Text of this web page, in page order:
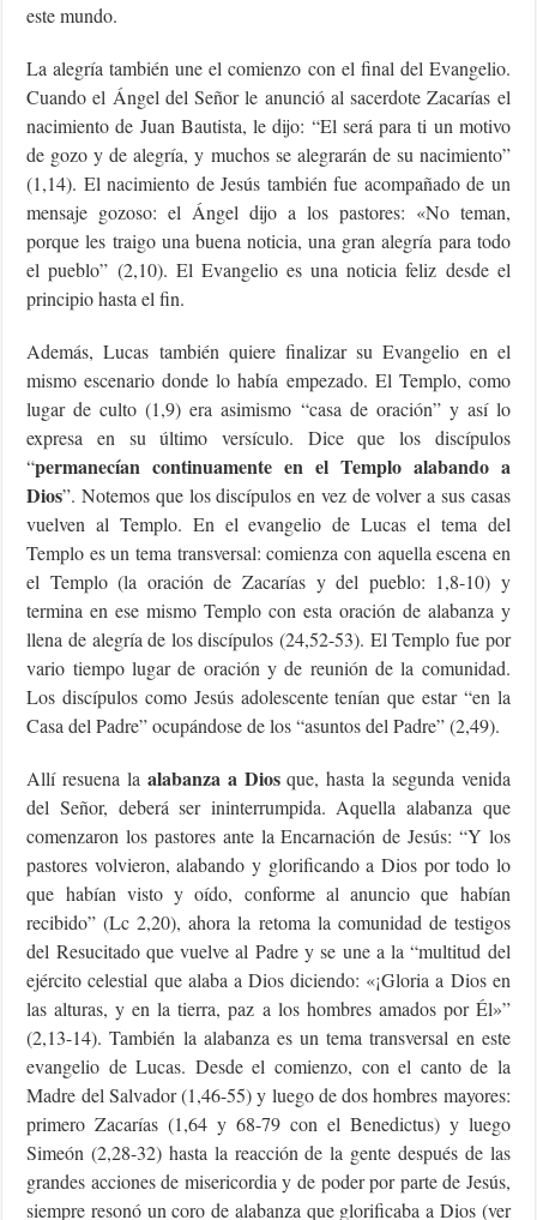
este mundo.
La alegría también une el comienzo con el final del Evangelio.
Cuando el Ángel del Señor le anunció al sacerdote Zacarías el
nacimiento de Juan Bautista, le dijo: “El será para ti un motivo
de gozo y de alegría, y muchos se alegrarán de su nacimiento”
(1,14). El nacimiento de Jesús también fue acompañado de un
mensaje gozoso: el Ángel dijo a los pastores: «No teman,
porque les traigo una buena noticia, una gran alegría para todo
el pueblo” (2,10). El Evangelio es una noticia feliz desde el
principio hasta el fin.
Además, Lucas también quiere finalizar su Evangelio en el
mismo escenario donde lo había empezado. El Templo, como
lugar de culto (1,9) era asimismo “casa de oración” y así lo
expresa en su último versículo. Dice que los discípulos
“permanecían continuamente en el Templo alabando a
Dios”. Notemos que los discípulos en vez de volver a sus casas
vuelven al Templo. En el evangelio de Lucas el tema del
Templo es un tema transversal: comienza con aquella escena en
el Templo (la oración de Zacarías y del pueblo: 1,8-10) y
termina en ese mismo Templo con esta oración de alabanza y
llena de alegría de los discípulos (24,52-53). El Templo fue por
vario tiempo lugar de oración y de reunión de la comunidad.
Los discípulos como Jesús adolescente tenían que estar “en la
Casa del Padre” ocupándose de los “asuntos del Padre” (2,49).
Allí resuena la alabanza a Diosque, hasta la segunda venida
del Señor, deberá ser ininterrumpida. Aquella alabanza que
comenzaron los pastores ante la Encarnación de Jesús: “Y los
pastores volvieron, alabando y glorificando a Dios por todo lo
que habían visto y oído, conforme al anuncio que habían
recibido” (Lc 2,20), ahora la retoma la comunidad de testigos
del Resucitado que vuelve al Padre y se une a la “multitud del
ejército celestial que alaba a Dios diciendo: «¡Gloria a Dios en
las alturas, y en la tierra, paz a los hombres amados por Él»”
(2,13-14). También la alabanza es un tema transversal en este
evangelio de Lucas. Desde el comienzo, con el canto de la
Madre del Salvador (1,46-55) y luego de dos hombres mayores:
primero Zacarías (1,64 y 68-79 con el Benedictus) y luego
Simeón (2,28-32) hasta la reacción de la gente después de las
grandes acciones de misericordia y de poder por parte de Jesús,
siempre resonó un coro de alabanza que glorificaba a Dios (ver